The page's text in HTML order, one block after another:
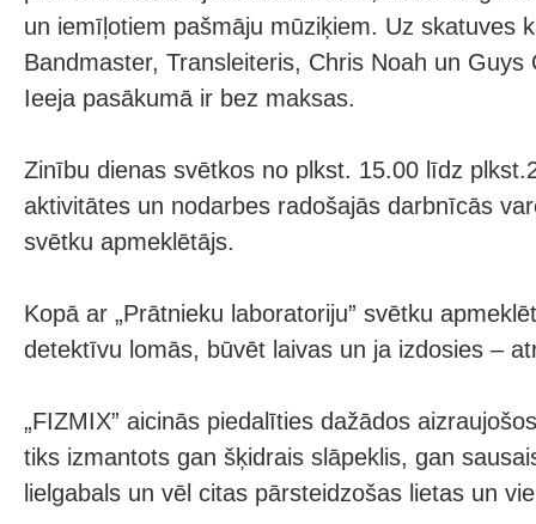
un iemīļotiem pašmāju mūziķiem. Uz skatuves
Bandmaster, Transleiteris, Chris Noah un Guys
Ieeja pasākumā ir bez maksas.
Zinību dienas svētkos no plkst. 15.00 līdz
aktivitātes un nodarbes radošajās darbnīcās
svētku apmeklētājs.
Kopā ar „Prātnieku laboratoriju” svētku
detektīvu lomās, būvēt laivas un ja izdosies –
„FIZMIX” aicinās piedalīties dažādos
tiks izmantots gan šķidrais slāpeklis, gan
lielgabals un vēl citas pārsteidzošas lietas un